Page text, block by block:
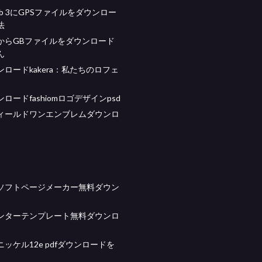
3にGPSファイルをダウンロー
らGBファイルをダウンロード
ロードkakera：私たちのロフェ
ロードfashiomロゴデザインpsd
ールドワンエンブレムダウンロ
フトページメーカー無料ダウン
ターテンプレート無料ダウンロ
ッケル12e pdfダウンロードを